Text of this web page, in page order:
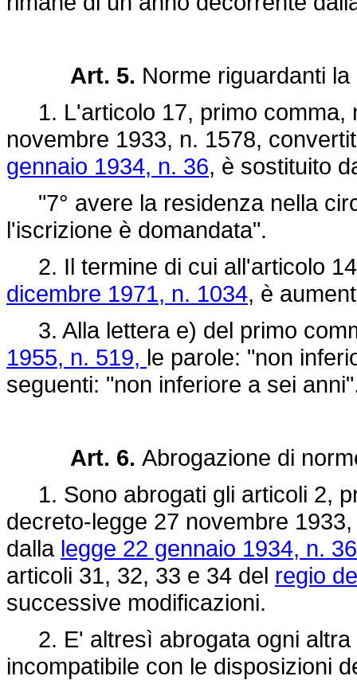
Art. 5. Norme riguardanti
1. L'articolo 17, primo comma,
novembre 1933, n. 1578,
gennaio 1934, n. 36, è sostituito
"7° avere la residenza nella
l'iscrizione è domandata".
2. Il termine di cui all'articolo
dicembre 1971, n. 1034, è
3. Alla lettera e) del primo
1955, n. 519, le parole: "non
seguenti: "non inferiore a sei
Art. 6. Abrogazione di
1. Sono abrogati gli articoli 2,
decreto-legge 27 novembre
dalla legge 22 gennaio 1934, n. 36
articoli 31, 32, 33 e 34 del regio
successive modificazioni.
2. E' altresì abrogata ogni altra
incompatibile con le disposizioni